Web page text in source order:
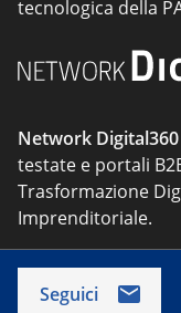
tecnologica della
Network Digital360
testate e portali
Trasformazione
Imprenditoriale.
Seguici